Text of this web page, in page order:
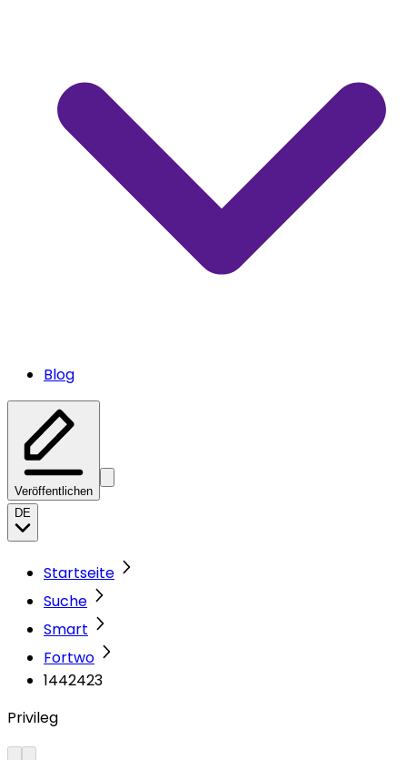
Blog
Veröffentlichen
DE
Startseite
Suche
Smart
Fortwo
1442423
Privileg